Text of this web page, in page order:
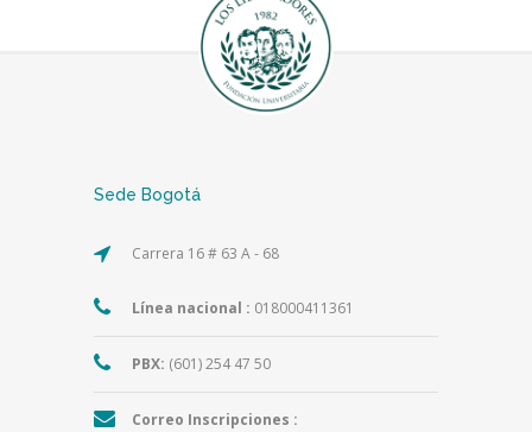
Sede Bogotá
Carrera 16 # 63 A - 68
Línea nacional : 018000411361
PBX: (601) 254 47 50
Correo Inscripciones :